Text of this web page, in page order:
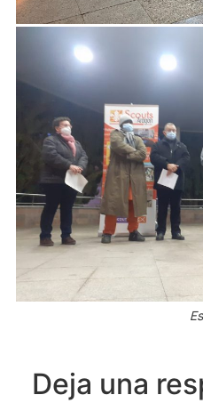
Deja una